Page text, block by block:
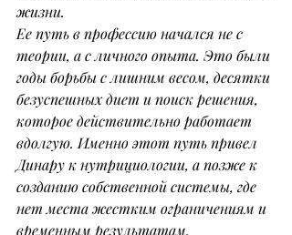
жизни.
Ее путь в профессию начался не с
теории, а с личного опыта. Это были
годы борьбы с лишним весом, десятки
безуспешных диет и поиск решения,
которое действительно работает
вдолгую. Именно этот путь привел
Динару к нутрициологии, а позже к
созданию собственной системы, где
нет места жестким ограничениям и
временным результатам.